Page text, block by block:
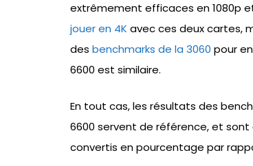
extrêmement efficaces en 1080p
jouer en 4K avec ces deux cartes,
des benchmarks de la 3060 pour
6600 est similaire.
En tout cas, les résultats des
6600 servent de référence, et sont
convertis en pourcentage par